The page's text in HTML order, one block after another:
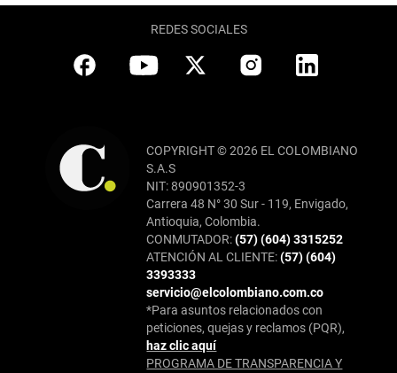
REDES SOCIALES
COPYRIGHT © 2026 EL COLOMBIANO
S.A.S
NIT: 890901352-3
Carrera 48 N° 30 Sur - 119, Envigado,
Antioquia, Colombia.
CONMUTADOR:(57) (604) 3315252
ATENCIÓN AL CLIENTE:(57) (604)
3393333
servicio@elcolombiano.com.co
*Para asuntos relacionados con
peticiones, quejas y reclamos (PQR),
haz clic aquí
PROGRAMA DE TRANSPARENCIA Y